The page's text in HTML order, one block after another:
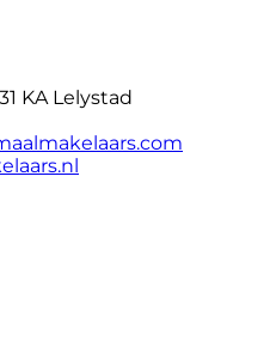
KA Lelystad